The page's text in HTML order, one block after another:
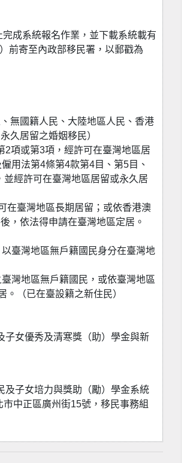
成系統報名作業，並下載系統載有
前寄至內政部移民署，以郵戳為
無國籍人民、大陸地區人民、香港
久居留之婚姻移民）
項或第3項，經許可在臺灣地區居
用法第4條第4款第4目、第5目、
經許可在臺灣地區居留或永久居
在臺灣地區長期居留；或依香港澳
，依法得申請在臺灣地區定居。
臺灣地區無戶籍國民身分在臺灣地
灣地區無戶籍國民，或依臺灣地區
（已在臺設籍之新住民）
子女優秀及清寒獎（助）學金與新
及子女培力與獎助（勵）學金系統
中正區廣州街15號，移民事務組